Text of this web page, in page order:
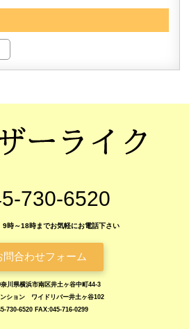
730-6520
時～18時までお気軽にお電話下さい
問合わせフォーム
川県横浜市南区井土ヶ谷中町44-3
ンション ワイドリバー井土ヶ谷102
730-6520 FAX:045-716-0299